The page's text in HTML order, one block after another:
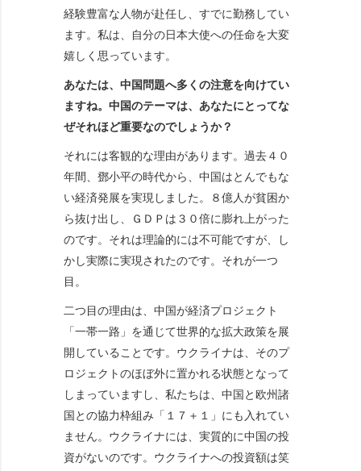
経験豊富な人物が赴任し、すでに勤務してい
ます。私は、自分の日本大使への任命を大変
嬉しく思っています。
あなたは、中国問題へ多くの注意を向けてい
ますね。中国のテーマは、あなたにとってな
ぜそれほど重要なのでしょうか？
それには客観的な理由があります。過去４０
年間、鄧小平の時代から、中国はとんでもな
い経済発展を実現しました。８億人が貧困か
ら抜け出し、ＧＤＰは３０倍に膨れ上がった
のです。それは理論的には不可能ですが、し
かし実際に実現されたのです。それが一つ
目。
二つ目の理由は、中国が経済プロジェクト
「一帯一路」を通じて世界的な拡大政策を展
開していることです。ウクライナは、そのプ
ロジェクトのほぼ外に置かれる状態となって
しまっていますし、私たちは、中国と欧州諸
国との協力枠組み「１７＋１」にも入れてい
ません。ウクライナには、実質的に中国の投
資がないのです。ウクライナへの投資額は笑